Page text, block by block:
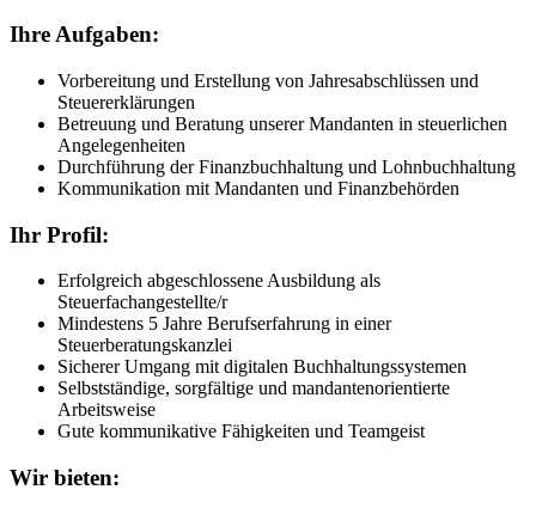
Ihre Aufgaben:
Vorbereitung und Erstellung von Jahresabschlüssen und
Steuererklärungen
Betreuung und Beratung unserer Mandanten in steuerlichen
Angelegenheiten
Durchführung der Finanzbuchhaltung und Lohnbuchhaltung
Kommunikation mit Mandanten und Finanzbehörden
Ihr Profil:
Erfolgreich abgeschlossene Ausbildung als
Steuerfachangestellte/r
Mindestens 5 Jahre Berufserfahrung in einer
Steuerberatungskanzlei
Sicherer Umgang mit digitalen Buchhaltungssystemen
Selbstständige, sorgfältige und mandantenorientierte
Arbeitsweise
Gute kommunikative Fähigkeiten und Teamgeist
Wir bieten: